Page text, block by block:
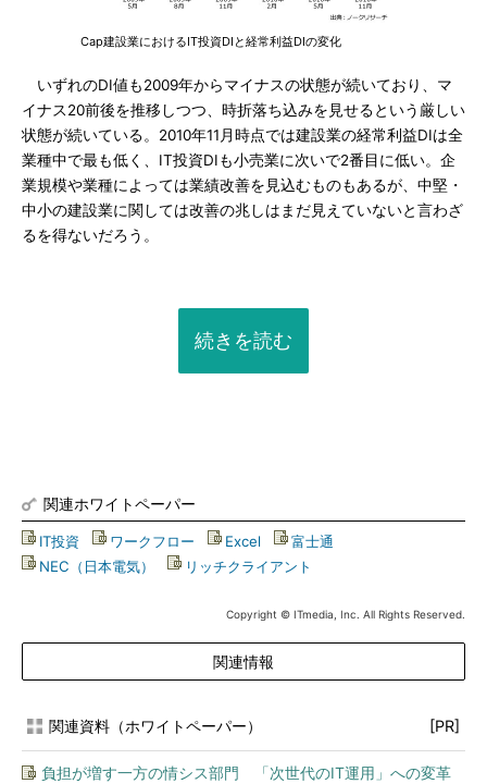
Cap建設業におけるIT投資DIと経常利益DIの変化
いずれのDI値も2009年からマイナスの状態が続いており、マ
イナス20前後を推移しつつ、時折落ち込みを見せるという厳しい
状態が続いている。2010年11月時点では建設業の経常利益DIは全
業種中で最も低く、IT投資DIも小売業に次いで2番目に低い。企
業規模や業種によっては業績改善を見込むものもあるが、中堅・
中小の建設業に関しては改善の兆しはまだ見えていないと言わざ
るを得ないだろう。
続きを読む
関連ホワイトペーパー
IT投資 ワークフロー Excel 富士通
NEC（日本電気）
リッチクライアント
Copyright © ITmedia, Inc. All Rights Reserved.
関連情報
関連資料（ホワイトペーパー） [PR]
負担が増す一方の情シス部門 「次世代のIT運用」への変革